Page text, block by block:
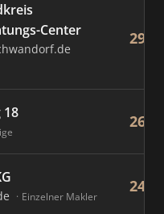
Center
29
18 26
Einzelner Makler
24